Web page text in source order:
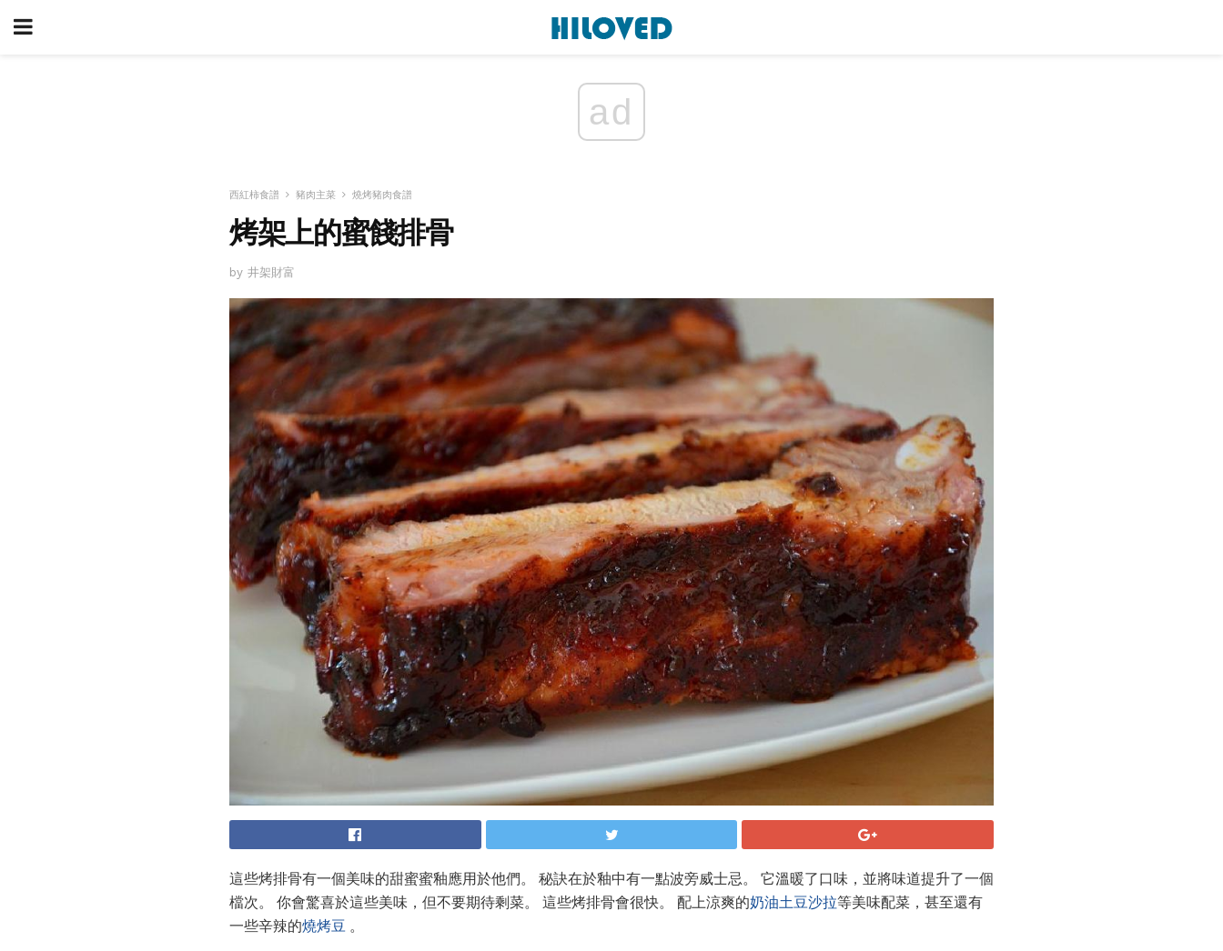
ad
西紅柿食譜 豬肉主菜 燒烤豬肉食譜
烤架上的蜜餞排骨
by 井架財富
這些烤排骨有一個美味的甜蜜蜜釉應用於他們。 秘訣在於釉中有一點波旁威士忌。 它溫暖了口味，並將味道提升了一個
檔次。 你會驚喜於這些美味，但不要期待剩菜。 這些烤排骨會很快。 配上涼爽的奶油土豆沙拉等美味配菜，甚至還有
一些辛辣的燒烤豆 。